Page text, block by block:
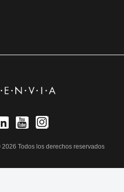
Todos los derechos reservados